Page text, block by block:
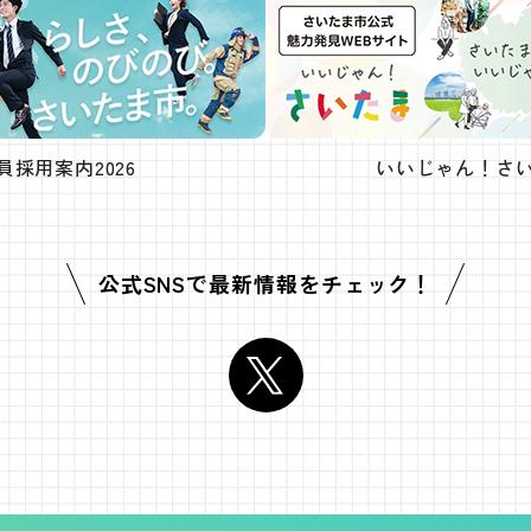
採用案内2026 いいじゃん！さ
公式SNSで最新情報をチェック！